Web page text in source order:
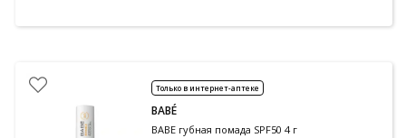
Только в интернет-аптеке
BABÉ
BABE губная помада SPF50 4 г